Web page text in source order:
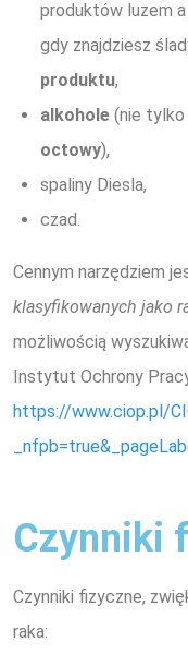
produktów luzem
gdy znajdziesz
produktu,
alkohole (nie
octowy),
spaliny Diesla,
czad.
Cennym narzędziem
klasyfikowanych jako
możliwością
Instytut Ochrony
https://www.ciop.pl/
Czynniki
Czynniki fizyczne,
raka: